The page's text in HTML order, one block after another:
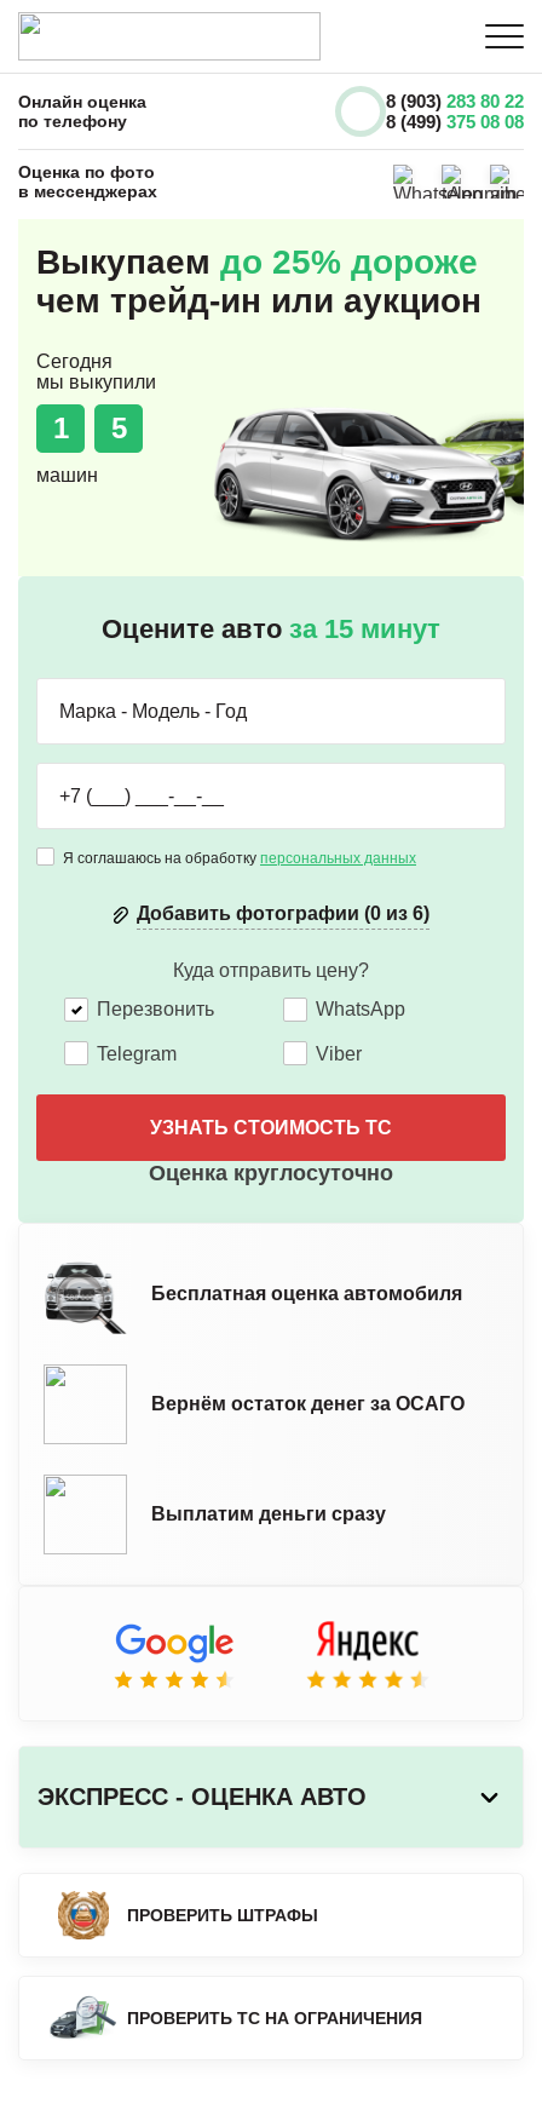
Онлайн оценка
по телефону
8 (903) 283 80 22
8 (499) 375 08 08
Оценка по фото
в мессенджерах
Выкупаем до 25% дороже
чем трейд-ин или аукцион
Сегодня
мы выкупили
1 5
машин
Оцените авто за 15 минут
Я соглашаюсь на обработку персональных данных
Добавить фотографии (0 из 6)
Куда отправить цену?
Перезвонить
WhatsApp
Telegram Viber
УЗНАТЬ СТОИМОСТЬ ТС
Оценка круглосуточно
Бесплатная оценка автомобиля
Вернём остаток денег за ОСАГО
Выплатим деньги сразу
ЭКСПРЕСС - ОЦЕНКА АВТО
ПРОВЕРИТЬ ШТРАФЫ
ПРОВЕРИТЬ ТС НА ОГРАНИЧЕНИЯ